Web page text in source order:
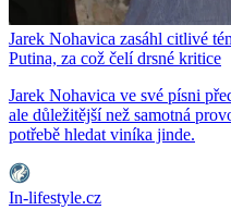
Jarek Nohavica zasáhl citlivé
Putina, za což čelí drsné kritice
Jarek Nohavica ve své písni
ale důležitější než samotná
potřebě hledat viníka jinde.
In-lifestyle.cz